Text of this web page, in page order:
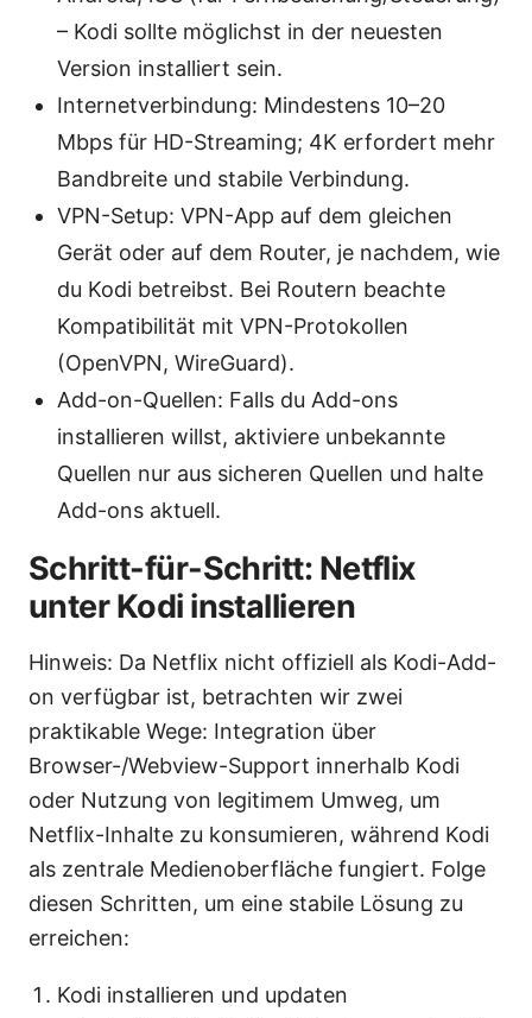
– Kodi sollte möglichst in der neuesten
Version installiert sein.
Internetverbindung: Mindestens 10–20
Mbps für HD-Streaming; 4K erfordert mehr
Bandbreite und stabile Verbindung.
VPN-Setup: VPN-App auf dem gleichen
Gerät oder auf dem Router, je nachdem, wie
du Kodi betreibst. Bei Routern beachte
Kompatibilität mit VPN-Protokollen
(OpenVPN, WireGuard).
Add-on-Quellen: Falls du Add-ons
installieren willst, aktiviere unbekannte
Quellen nur aus sicheren Quellen und halte
Add-ons aktuell.
Schritt-für-Schritt: Netflix
unter Kodi installieren
Hinweis: Da Netflix nicht offiziell als Kodi-Add-
on verfügbar ist, betrachten wir zwei
praktikable Wege: Integration über
Browser-/Webview-Support innerhalb Kodi
oder Nutzung von legitimem Umweg, um
Netflix-Inhalte zu konsumieren, während Kodi
als zentrale Medienoberfläche fungiert. Folge
diesen Schritten, um eine stabile Lösung zu
erreichen:
Kodi installieren und updaten